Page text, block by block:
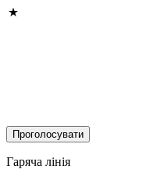
Гаряча лінія